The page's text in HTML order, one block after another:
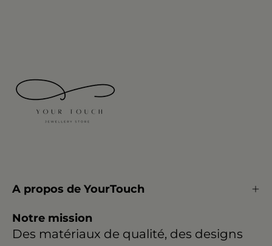
A propos de YourTouch
Notre mission
Des matériaux de qualité, des designs